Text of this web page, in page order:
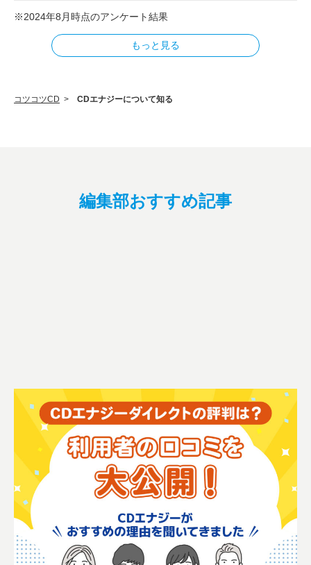
※2024年8月時点のアンケート結果
もっと見る
コツコツCD > CDエナジーについて知る
編集部おすすめ記事